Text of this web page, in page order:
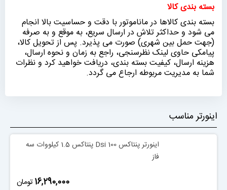
بسته بندی کالا
بسته بندی کالاها در ماناموتور با دقت و حساسیت بالا انجام
می شود و حداکثر تلاش در ارسال سریع، به موقع و به صرفه
(جهت حمل بین شهری) صورت می پذیرد. پس از تحویل کالا،
پیامکی حاوی لینک نظرسنجی، راجع به زمان و نحوه ارسال،
هزینه ارسال، کیفیت بسته بندی، دریافت خواهید کرد و نظرات
شما به مدیریت مربوطه ارجاع می گردد.
اینورتر مناسب
اینورتر پنتاکس Dsi 100 پنتاکس 1.5 کیلووات سه
فاز
‎16,290,000تومان